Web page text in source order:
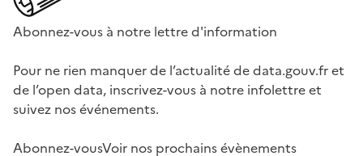
Abonnez-vous à notre lettre d'information
Pour ne rien manquer de l’actualité de data.gouv.fr et
de l’open data, inscrivez-vous à notre infolettre et
suivez nos événements.
Abonnez-vousVoir nos prochains évènements